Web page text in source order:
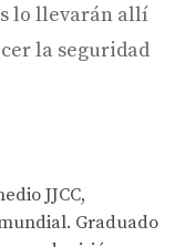
lo llevarán allí
la seguridad
JJCC,
Graduado